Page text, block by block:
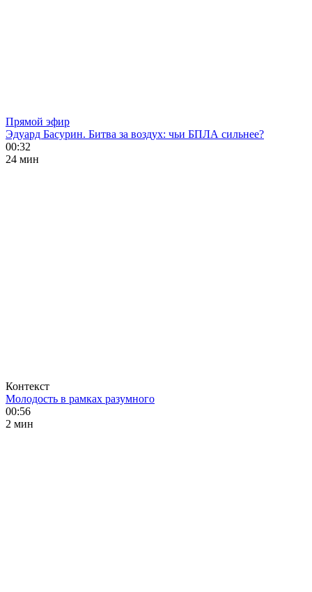
Прямой эфир
Эдуард Басурин. Битва за воздух: чьи БПЛА сильнее?
00:32
24 мин
Контекст
Молодость в рамках разумного
00:56
2 мин